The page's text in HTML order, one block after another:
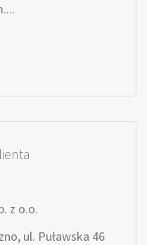
z o.o.
ul. Puławska 46